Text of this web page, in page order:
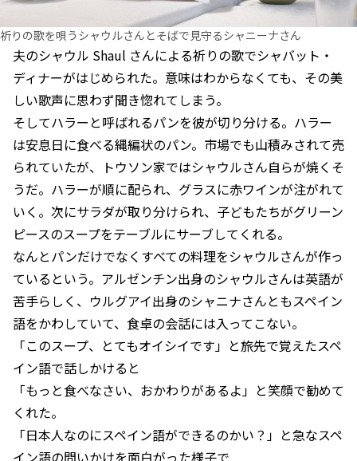
祈りの歌を唄うシャウルさんとそばで見守るシャニーナさん
夫のシャウル Shaul さんによる祈りの歌でシャバット・
ディナーがはじめられた。意味はわからなくても、その美
しい歌声に思わず聞き惚れてしまう。
そしてハラーと呼ばれるパンを彼が切り分ける。ハラー
は安息日に食べる縄編状のパン。市場でも山積みされて売
られていたが、トウソン家ではシャウルさん自らが焼くそ
うだ。ハラーが順に配られ、グラスに赤ワインが注がれて
いく。次にサラダが取り分けられ、子どもたちがグリーン
ピースのスープをテーブルにサーブしてくれる。
なんとパンだけでなくすべての料理をシャウルさんが作っ
ているという。アルゼンチン出身のシャウルさんは英語が
苦手らしく、ウルグアイ出身のシャニナさんともスペイン
語をかわしていて、食卓の会話には入ってこない。
「このスープ、とてもオイシイです」と旅先で覚えたスペ
イン語で話しかけると
「もっと食べなさい、おかわりがあるよ」と笑顔で勧めて
くれた。
「日本人なのにスペイン語ができるのかい？」と急なスペ
イン語の問いかけを面白がった様子で